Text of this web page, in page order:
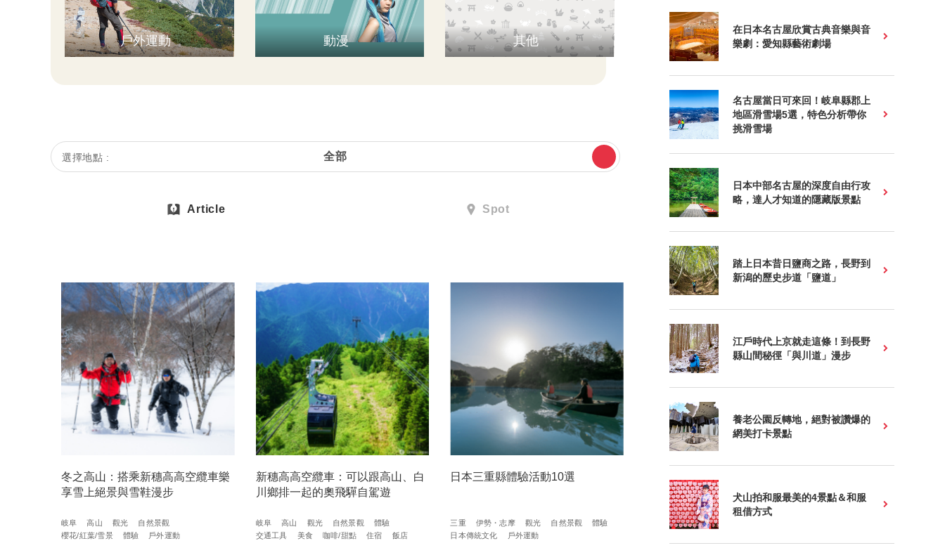
戶外運動 動漫 其他
選擇地點 : 全部
Article Spot
冬之高山：搭乘新穗高高空纜車樂
享雪上絕景與雪鞋漫步
岐阜 高山 觀光
自然景觀
櫻花/紅葉/雪景
體驗 戶外運動
新穗高高空纜車：可以跟高山、白
川鄉排一起的奧飛驒自駕遊
岐阜 高山 觀光 自然景觀
體驗
交通工具
美食 咖啡/甜點 住宿 飯店
日本三重縣體驗活動10選
三重 伊勢・志摩 觀光 自然景觀
體驗
日本傳統文化
戶外運動
在日本名古屋欣賞古典音樂與音
樂劇：愛知縣藝術劇場
名古屋當日可來回！岐阜縣郡上
地區滑雪場5選，特色分析帶你
挑滑雪場
日本中部名古屋的深度自由行攻
略，達人才知道的隱藏版景點
踏上日本昔日鹽商之路，長野到
新潟的歷史步道「鹽道」
江戶時代上京就走這條！到長野
縣山間秘徑「與川道」漫步
養老公園反轉地，絕對被讚爆的
網美打卡景點
犬山拍和服最美的4景點＆和服
租借方式